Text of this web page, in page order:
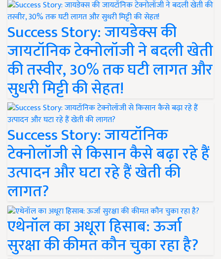
Success Story: जायडेक्स की
जायटॉनिक टेक्नोलॉजी ने बदली खेती
की तस्वीर, 30% तक घटी लागत और
सुधरी मिट्टी की सेहत!
Success Story: जायटॉनिक
टेक्नोलॉजी से किसान कैसे बढ़ा रहे हैं
उत्पादन और घटा रहे हैं खेती की
लागत?
एथेनॉल का अधूरा हिसाब: ऊर्जा
सुरक्षा की कीमत कौन चुका रहा है?